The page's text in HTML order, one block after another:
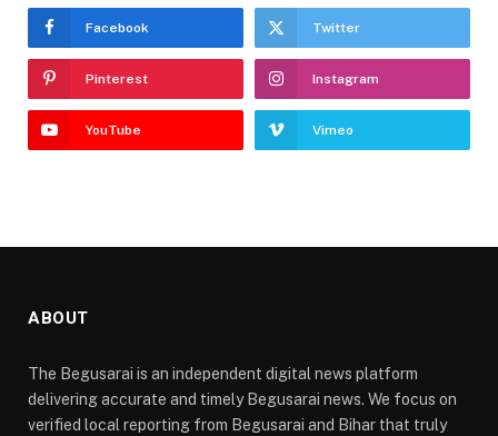
Facebook Twitter
Pinterest Instagram
YouTube Vimeo
ABOUT
The Begusarai is an independent digital news platform
delivering accurate and timely Begusarai news. We focus on
verified local reporting from Begusarai and Bihar that truly